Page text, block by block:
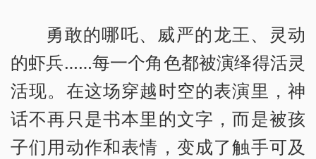
勇敢的哪吒、威严的龙王、灵动
的虾兵……每一个角色都被演绎得活灵
活现。在这场穿越时空的表演里，神
话不再只是书本里的文字，而是被孩
子们用动作和表情，变成了触手可及